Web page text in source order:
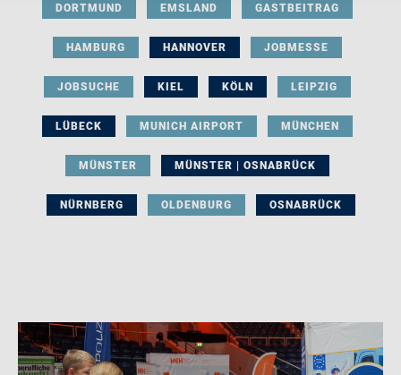
DORTMUND EMSLAND GASTBEITRAG
HAMBURG HANNOVER JOBMESSE
JOBSUCHE KIEL KÖLN LEIPZIG
LÜBECK MUNICH AIRPORT MÜNCHEN
MÜNSTER MÜNSTER | OSNABRÜCK
NÜRNBERG OLDENBURG OSNABRÜCK